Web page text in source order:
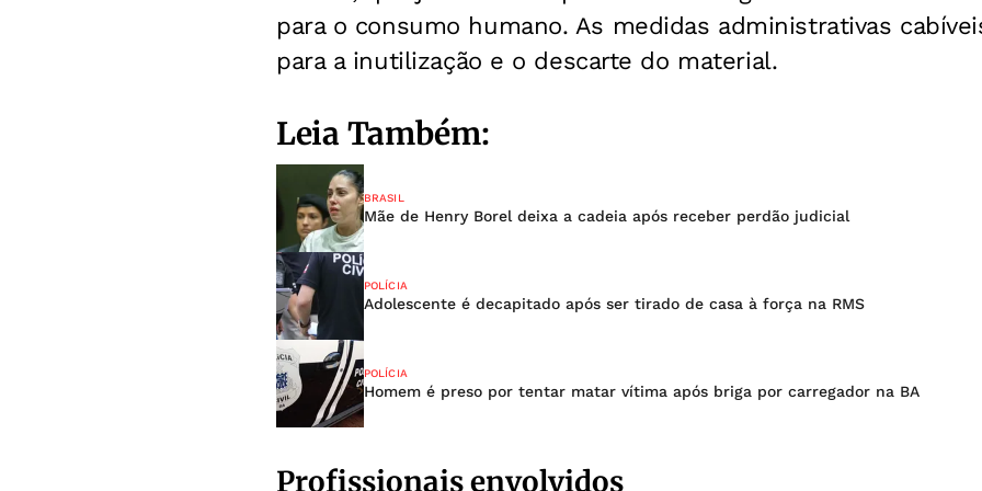
para o consumo humano. As medidas administrativas
para a inutilização e o descarte do material.
Leia Também:
BRASIL
Mãe de Henry Borel deixa a cadeia após receber perdão judicial
POLÍCIA
Adolescente é decapitado após ser tirado de casa à força na RMS
POLÍCIA
Homem é preso por tentar matar vítima após briga por carregador na BA
Profissionais envolvidos